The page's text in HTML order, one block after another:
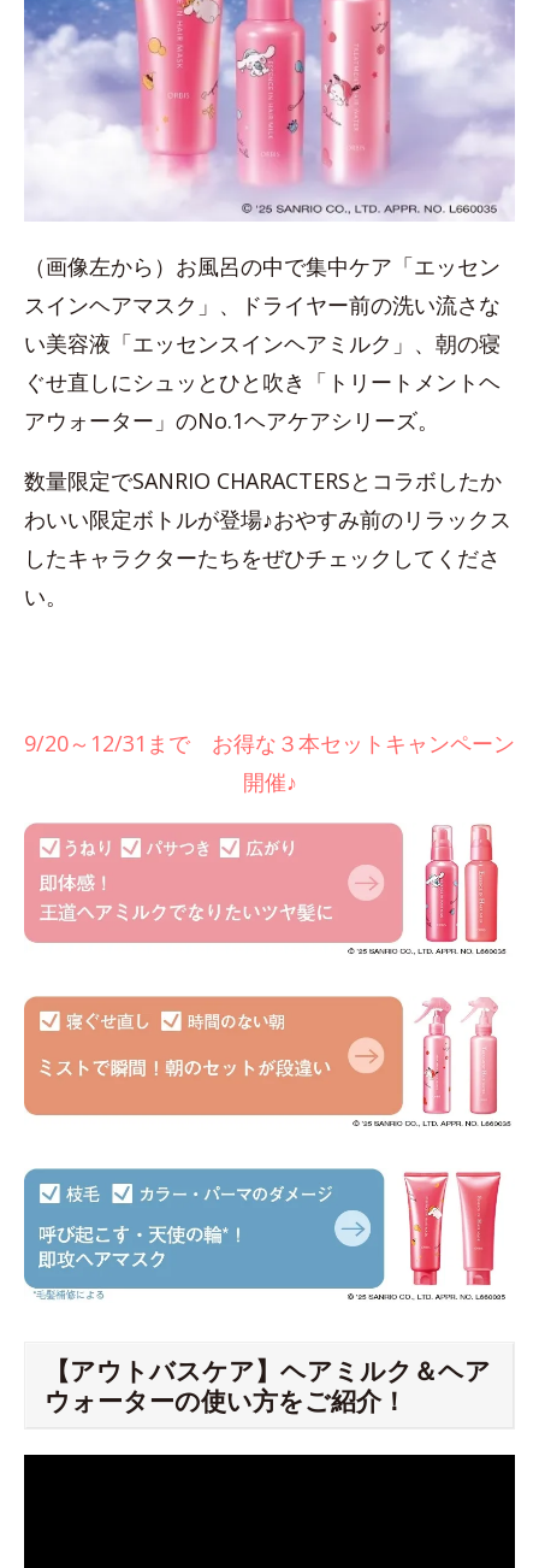
（画像左から）お風呂の中で集中ケア「エッセン
スインヘアマスク」、ドライヤー前の洗い流さな
い美容液「エッセンスインヘアミルク」、朝の寝
ぐせ直しにシュッとひと吹き「トリートメントヘ
アウォーター」のNo.1ヘアケアシリーズ。
数量限定でSANRIO CHARACTERSとコラボしたか
わいい限定ボトルが登場♪おやすみ前のリラックス
したキャラクターたちをぜひチェックしてくださ
い。
9/20～12/31まで お得な３本セットキャンペーン
開催♪
【アウトバスケア】ヘアミルク＆ヘア
ウォーターの使い方をご紹介！